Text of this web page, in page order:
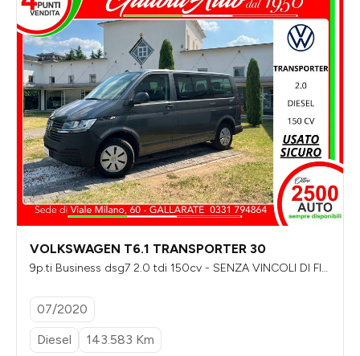
VOLKSWAGEN T6.1 TRANSPORTER 30
9p.ti Business dsg7 2.0 tdi 150cv - SENZA VINCOLI DI FIN
07/2020
Diesel
143.583 Km